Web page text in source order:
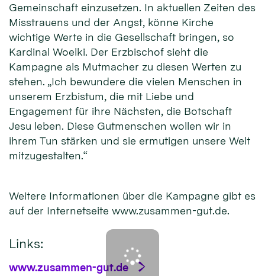
Gemeinschaft einzusetzen. In aktuellen Zeiten des
Misstrauens und der Angst, könne Kirche
wichtige Werte in die Gesellschaft bringen, so
Kardinal Woelki. Der Erzbischof sieht die
Kampagne als Mutmacher zu diesen Werten zu
stehen. „Ich bewundere die vielen Menschen in
unserem Erzbistum, die mit Liebe und
Engagement für ihre Nächsten, die Botschaft
Jesu leben. Diese Gutmenschen wollen wir in
ihrem Tun stärken und sie ermutigen unsere Welt
mitzugestalten.“
Weitere Informationen über die Kampagne gibt es
auf der Internetseite www.zusammen-gut.de.
Links:
www.zusammen-gut.de